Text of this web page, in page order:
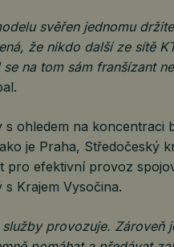
svěřen jednomu
že nikdo další ze sítě
na tom sám franšízant
ohledem na koncentraci
je Praha, Středočeský
pro efektivní provoz
Krajem Vysočina.
provozuje. Zároveň